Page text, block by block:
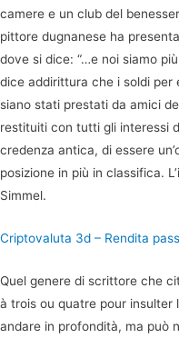
camere e un club del
pittore dugnanese ha
dove si dice: “…e noi siamo
dice addirittura che i soldi
siano stati prestati da amici
restituiti con tutti gli interessi
credenza antica, di essere
posizione in più in classifica.
Simmel.
Criptovaluta 3d – Rendita
Quel genere di scrittore che
à trois ou quatre pour insulter
andare in profondità, ma può